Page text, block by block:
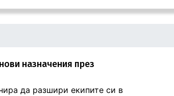
назначения през
да разшири екипите си в